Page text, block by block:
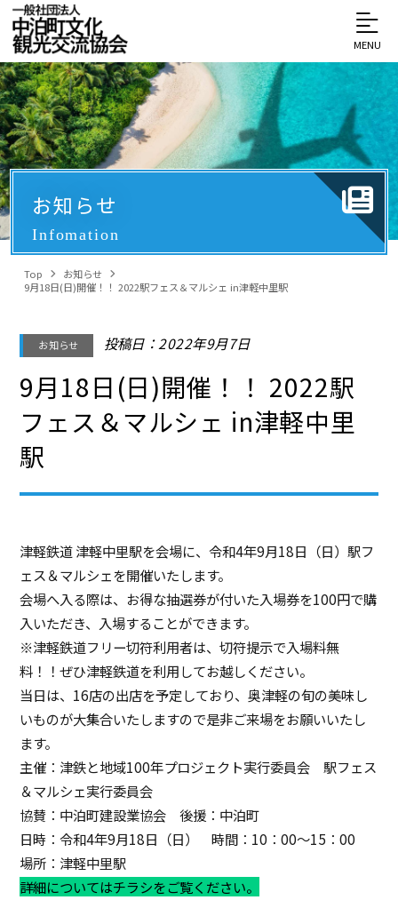
MENU
お知らせ
Infomation
Top
お知らせ
9月18日(日)開催！！ 2022駅フェス＆マルシェ in津軽中里駅
お知らせ 投稿日：2022年9月7日
9月18日(日)開催！！ 2022駅
フェス＆マルシェ in津軽中里
駅
津軽鉄道 津軽中里駅を会場に、令和4年9月18日（日）駅フ
ェス＆マルシェを開催いたします。
会場へ入る際は、お得な抽選券が付いた入場券を100円で購
入いただき、入場することができます。
※津軽鉄道フリー切符利用者は、切符提示で入場料無
料！！ぜひ津軽鉄道を利用してお越しください。
当日は、16店の出店を予定しており、奥津軽の旬の美味し
いものが大集合いたしますので是非ご来場をお願いいたし
ます。
主催：津鉄と地域100年プロジェクト実行委員会 駅フェス
＆マルシェ実行委員会
協賛：中泊町建設業協会 後援：中泊町
日時：令和4年9月18日（日） 時間：10：00～15：00
場所：津軽中里駅
詳細についてはチラシをご覧ください。